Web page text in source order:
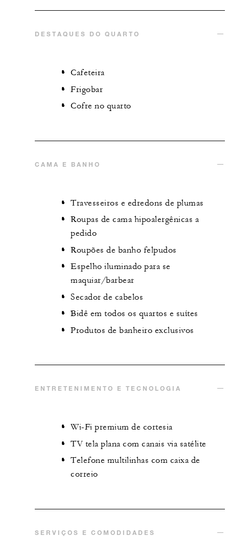
DESTAQUES DO QUARTO
Cafeteira
Frigobar
Cofre no quarto
CAMA E BANHO
Travesseiros e edredons de plumas
Roupas de cama hipoalergênicas a
pedido
Roupões de banho felpudos
Espelho iluminado para se
maquiar/barbear
Secador de cabelos
Bidê em todos os quartos e suítes
Produtos de banheiro exclusivos
ENTRETENIMENTO E TECNOLOGIA
Wi-Fi premium de cortesia
TV tela plana com canais via satélite
Telefone multilinhas com caixa de
correio
SERVIÇOS E COMODIDADES